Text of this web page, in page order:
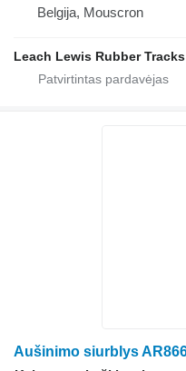
Belgija, Mouscron
Leach Lewis Rubber